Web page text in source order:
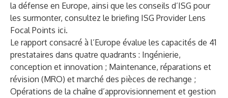
la défense en Europe, ainsi que les conseils d’ISG pour
les surmonter, consultez le briefing ISG Provider Lens
Focal Points ici.
Le rapport consacré à l’Europe évalue les capacités de 41
prestataires dans quatre quadrants : Ingénierie,
conception et innovation ; Maintenance, réparations et
révision (MRO) et marché des pièces de rechange ;
Opérations de la chaîne d’approvisionnement et gestion